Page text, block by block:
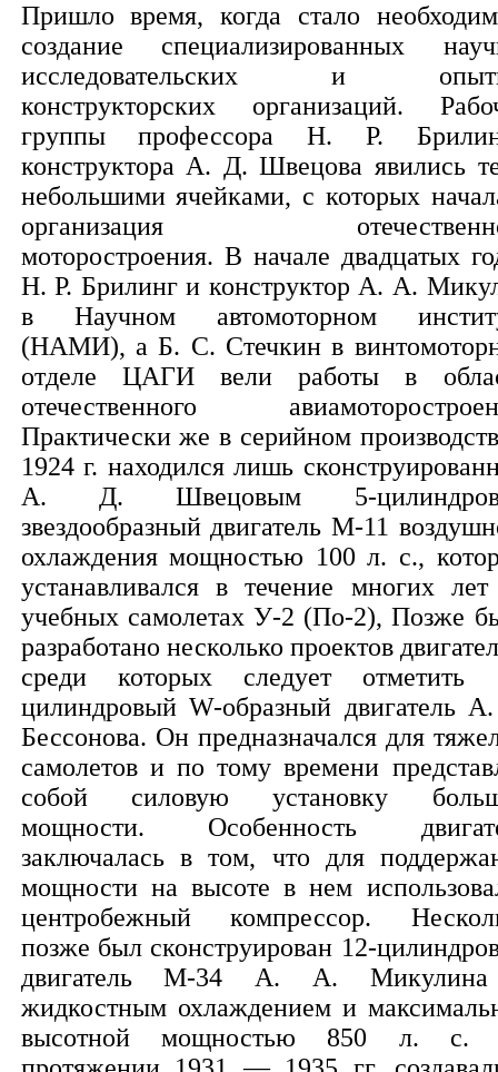
Пришло время, когда стало
создание специализированных
исследовательских и
конструкторских организаций.
группы профессора Н. Р.
конструктора А. Д. Швецова явились
небольшими ячейками, с которых
организация
моторостроения. В начале двадцатых
Н. Р. Брилинг и конструктор А. А.
в Научном автомоторном
(НАМИ), а Б. С. Стечкин в
отделе ЦАГИ вели работы в
отечественного
Практически же в серийном
1924 г. находился лишь
А. Д. Швецовым 5-
звездообразный двигатель М-11
охлаждения мощностью 100 л. с.,
устанавливался в течение многих
учебных самолетах У-2 (По-2), Позже
разработано несколько проектов
среди которых следует отметить
цилиндровый W-образный двигатель
Бессонова. Он предназначался для
самолетов и по тому времени
собой силовую установку
мощности. Особенность
заключалась в том, что для
мощности на высоте в нем
центробежный компрессор.
позже был сконструирован 12-
двигатель М-34 А. А.
жидкостным охлаждением и
высотной мощностью 850 л. с.